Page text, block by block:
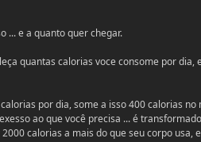
... e a quanto quer chegar.
quantas calorias voce consome por dia,
por dia, some a isso 400 calorias
ao que você precisa ... é
calorias a mais do que seu corpo